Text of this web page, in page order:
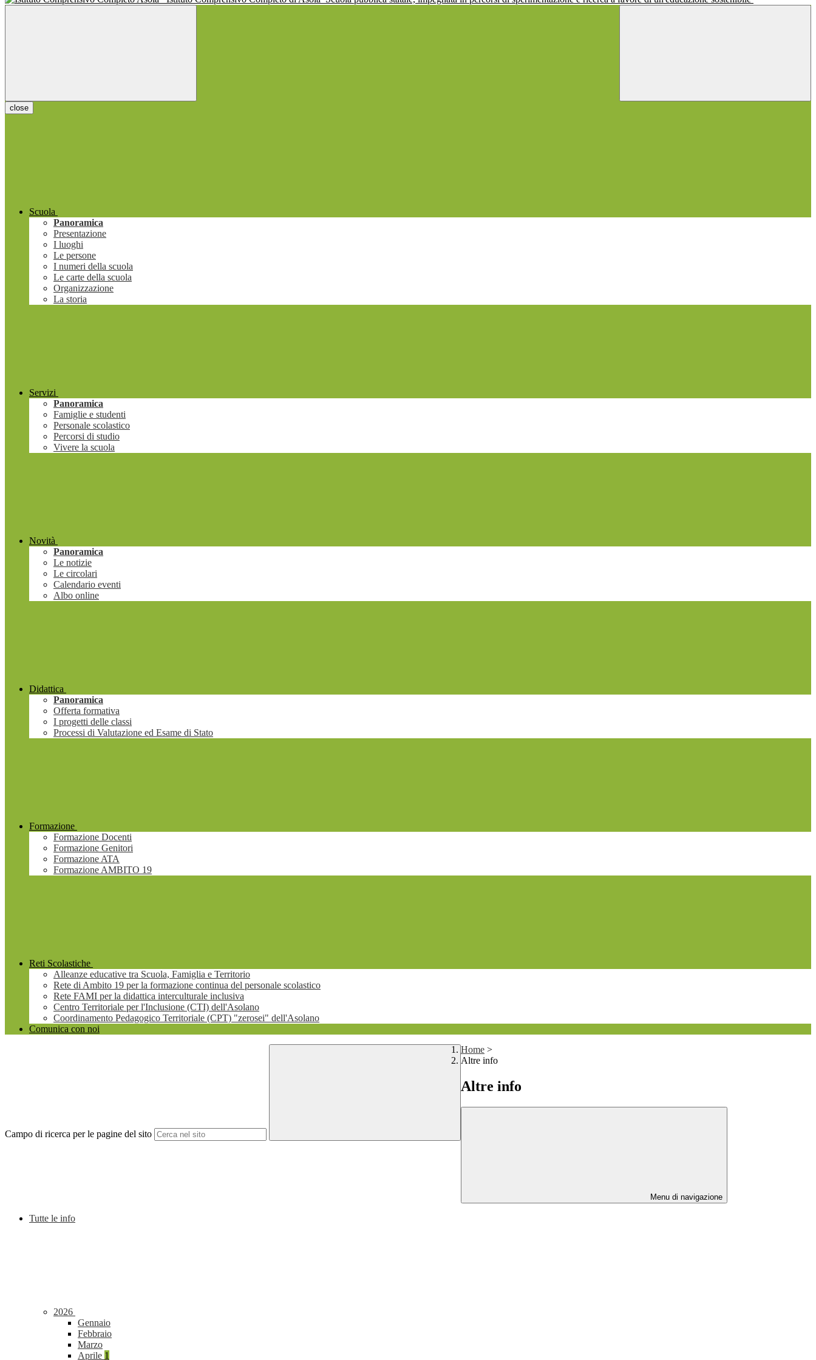
close
Scuola
Panoramica
Presentazione
I luoghi
Le persone
I numeri della scuola
Le carte della scuola
Organizzazione
La storia
Servizi
Panoramica
Famiglie e studenti
Personale scolastico
Percorsi di studio
Vivere la scuola
Novità
Panoramica
Le notizie
Le circolari
Calendario eventi
Albo online
Didattica
Panoramica
Offerta formativa
I progetti delle classi
Processi di Valutazione ed Esame di Stato
Formazione
Formazione Docenti
Formazione Genitori
Formazione ATA
Formazione AMBITO 19
Reti Scolastiche
Alleanze educative tra Scuola, Famiglia e Territorio
Rete di Ambito 19 per la formazione continua del personale scolastico
Rete FAMI per la didattica interculturale inclusiva
Centro Territoriale per l'Inclusione (CTI) dell'Asolano
Coordinamento Pedagogico Territoriale (CPT) "zerosei" dell'Asolano
Comunica con noi
Campo di ricerca per le pagine del sito
Home >
Altre info
Altre info
Menu di navigazione
Tutte le info
2026
Gennaio
Febbraio
Marzo
Aprile 1